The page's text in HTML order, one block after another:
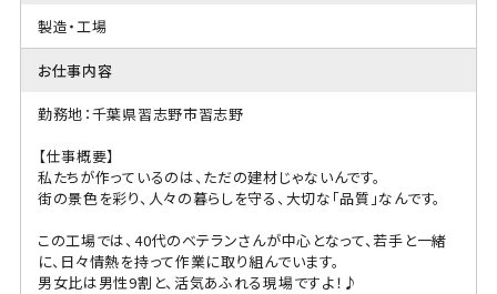
製造・工場
お仕事内容
勤務地：千葉県習志野市習志野
【仕事概要】
私たちが作っているのは、ただの建材じゃないんです。
街の景色を彩り、人々の暮らしを守る、大切な「品質」なんです。
この工場では、40代のベテランさんが中心となって、若手と一緒
に、日々情熱を持って作業に取り組んでいます。
男女比は男性9割と、活気あふれる現場ですよ！♪